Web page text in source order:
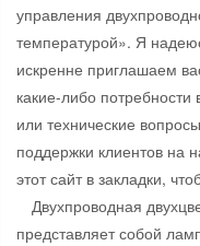
управления
температурой». Я
искренне приглашаем
какие-либо
или технические
поддержки клиентов на
этот сайт в закладки,
Двухпроводная
представляет собой